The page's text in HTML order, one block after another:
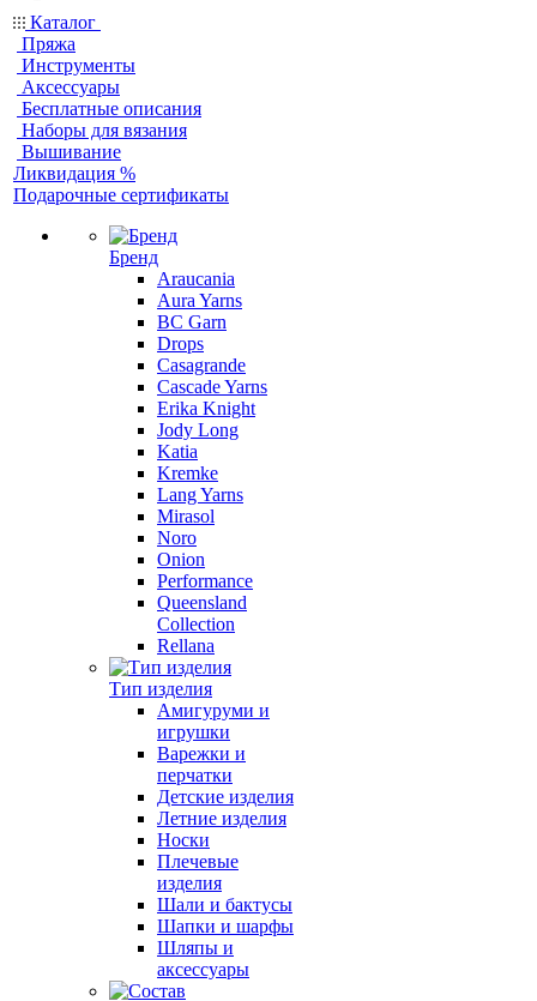
Каталог
Пряжа
Инструменты
Аксессуары
Бесплатные описания
Наборы для вязания
Вышивание
Ликвидация %
Подарочные сертификаты
Бренд
Araucania
Aura Yarns
BC Garn
Drops
Casagrande
Cascade Yarns
Erika Knight
Jody Long
Katia
Kremke
Lang Yarns
Mirasol
Noro
Onion
Performance
Queensland
Collection
Rellana
Тип изделия
Амигуруми и
игрушки
Варежки и
перчатки
Детские изделия
Летние изделия
Носки
Плечевые
изделия
Шали и бактусы
Шапки и шарфы
Шляпы и
аксессуары